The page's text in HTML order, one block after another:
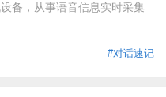
备，从事语音信息实时采集
#对话速记